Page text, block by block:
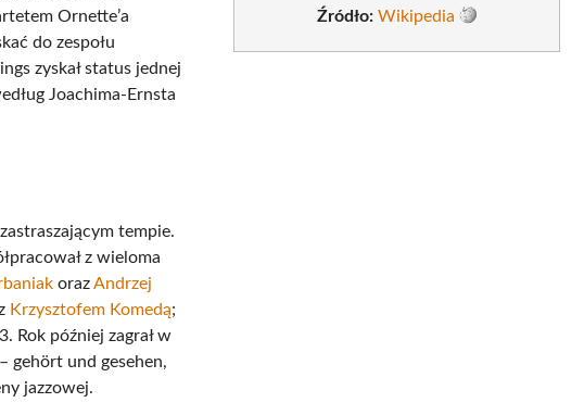
Ornette’a
do zespołu
zyskał status jednej
Joachima-Ernsta
tempie.
z wieloma
orazAndrzej
Krzysztofem Komedą;
Rok później zagrał w
gehört und gesehen,
jazzowej.
Źródło: Wikipedia